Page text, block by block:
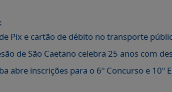
Pix e cartão de débito no transporte
de São Caetano celebra 25 anos com
abre inscrições para o 6º Concurso e